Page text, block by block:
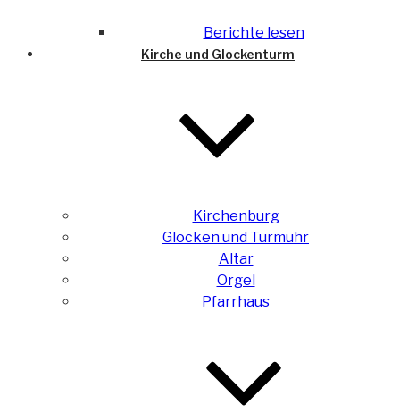
Berichte lesen
Kirche und Glockenturm
Kirchenburg
Glocken und Turmuhr
Altar
Orgel
Pfarrhaus